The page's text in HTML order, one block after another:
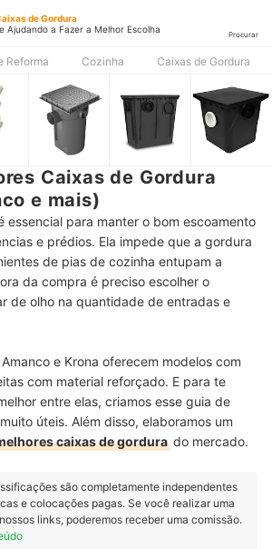
de Gordura
Ajudando a Fazer a Melhor Escolha
Procurar
Reforma Cozinha Caixas de Gordura
Caixas de Gordura
e mais)
essencial para manter o bom escoamento
e prédios. Ela impede que a gordura
de pias de cozinha entupam a
da compra é preciso escolher o
de olho na quantidade de entradas e
e Krona oferecem modelos com
com material reforçado. E para te
entre elas, criamos esse guia de
úteis. Além disso, elaboramos um
caixas de gordura do mercado.
são completamente independentes
e colocações pagas. Se você realizar uma
links, poderemos receber uma comissão.